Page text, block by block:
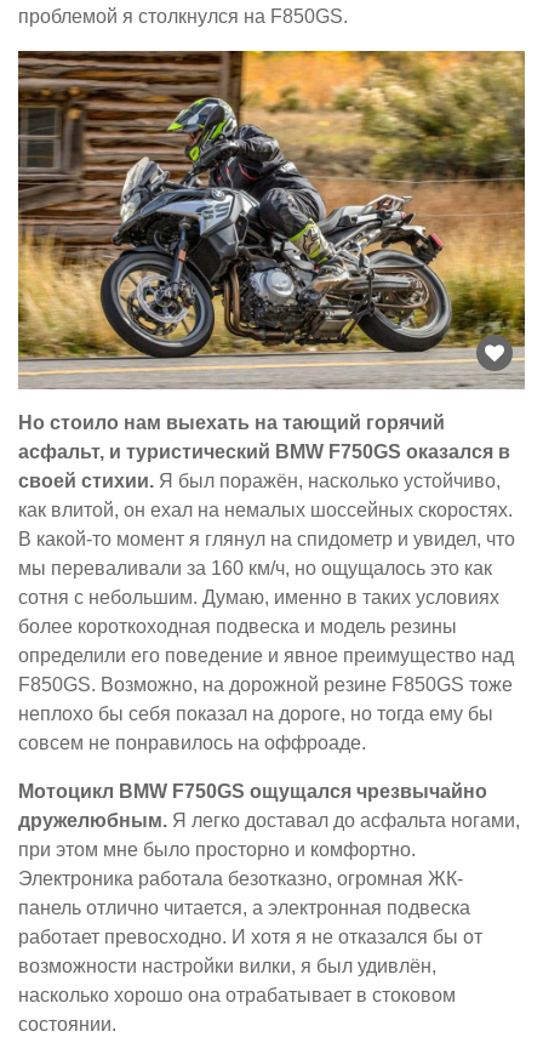
проблемой я столкнулся на F850GS.
Но стоило нам выехать на тающий горячий
асфальт, и туристический BMW F750GS оказался в
своей стихии. Я был поражён, насколько устойчиво,
как влитой, он ехал на немалых шоссейных скоростях.
В какой-то момент я глянул на спидометр и увидел, что
мы переваливали за 160 км/ч, но ощущалось это как
сотня с небольшим. Думаю, именно в таких условиях
более короткоходная подвеска и модель резины
определили его поведение и явное преимущество над
F850GS. Возможно, на дорожной резине F850GS тоже
неплохо бы себя показал на дороге, но тогда ему бы
совсем не понравилось на оффроаде.
Мотоцикл BMW F750GS ощущался чрезвычайно
дружелюбным. Я легко доставал до асфальта ногами,
при этом мне было просторно и комфортно.
Электроника работала безотказно, огромная ЖК-
панель отлично читается, а электронная подвеска
работает превосходно. И хотя я не отказался бы от
возможности настройки вилки, я был удивлён,
насколько хорошо она отрабатывает в стоковом
состоянии.